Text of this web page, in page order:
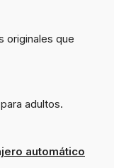
originales que
adultos.
automático